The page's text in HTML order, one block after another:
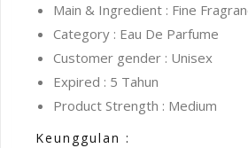
Main & Ingredient : Fine
Category : Eau De Parfume
Customer gender : Unisex
Expired : 5 Tahun
Product Strength : Medium
Keunggulan :